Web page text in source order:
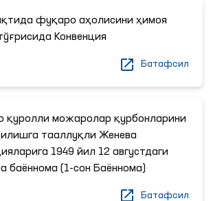
фуқаро аҳолисини ҳимоя
Конвенция
Батафсил
қуролли можаролар қурбонларини
тааллуқли Женева
1949 йил 12 августдаги
баённома (1-сон Баённома)
Батафсил